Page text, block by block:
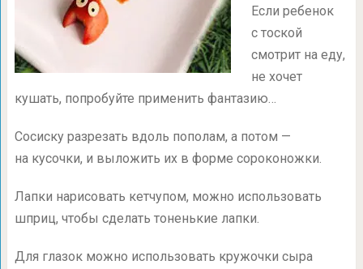
Если ребенок
с тоской
смотрит на еду,
не хочет
кушать, попробуйте применить фантазию…
Сосиску разрезать вдоль пополам, а потом —
на кусочки, и выложить их в форме сороконожки.
Лапки нарисовать кетчупом, можно использовать
шприц, чтобы сделать тоненькие лапки.
Для глазок можно использовать кружочки сыра